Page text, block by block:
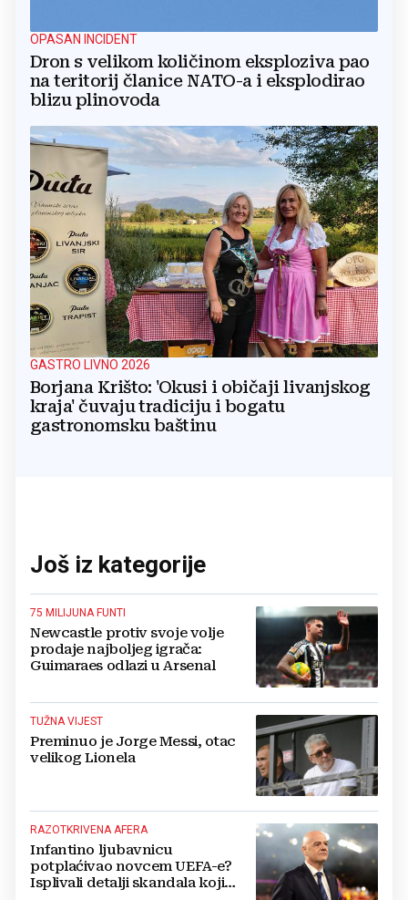
OPASAN INCIDENT
Dron s velikom količinom eksploziva pao
na teritorij članice NATO-a i eksplodirao
blizu plinovoda
GASTRO LIVNO 2026
Borjana Krišto: 'Okusi i običaji livanjskog
kraja' čuvaju tradiciju i bogatu
gastronomsku baštinu
Još iz kategorije
75 MILIJUNA FUNTI
Newcastle protiv svoje volje
prodaje najboljeg igrača:
Guimaraes odlazi u Arsenal
TUŽNA VIJEST
Preminuo je Jorge Messi, otac
velikog Lionela
RAZOTKRIVENA AFERA
Infantino ljubavnicu
potplaćivao novcem UEFA-e?
Isplivali detalji skandala koji